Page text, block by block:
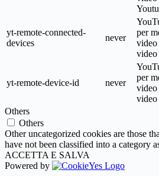
yt-remote-connected-
devices
never
per
video
video
yt-remote-device-id never
per
video
video
Others
Others
Other uncategorized cookies are those
have not been classified into a category
ACCETTA E SALVA
Powered by